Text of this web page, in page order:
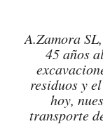
A.Zamora
45 años
residuos y
hoy,
transporte